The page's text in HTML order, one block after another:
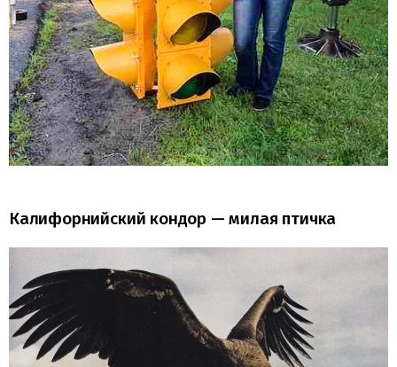
Калифорнийский кондор — милая птичка